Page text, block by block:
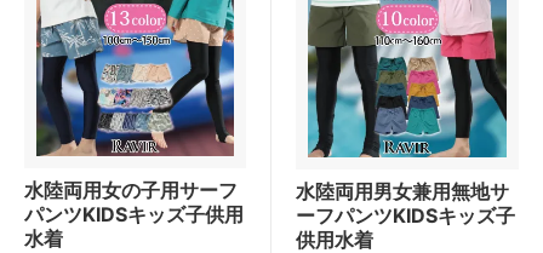
水陸両用女の子用サーフ
パンツKIDSキッズ子供用
水着
水陸両用男女兼用無地サ
ーフパンツKIDSキッズ子
供用水着